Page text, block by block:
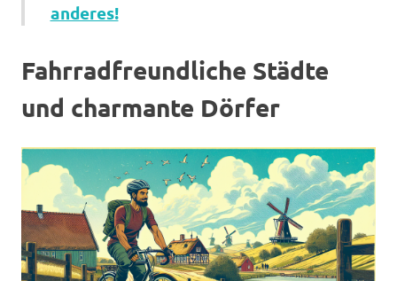
anderes!
Fahrradfreundliche Städte
und charmante Dörfer